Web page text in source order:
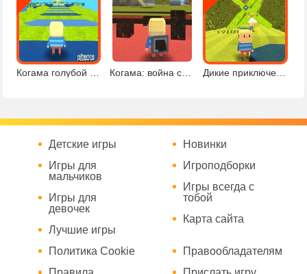
Когама: война стихий Дикие приключения в Когаме
Детские игры
Игры для
мальчиков
Игры для
девочек
Лучшие игры
Новинки
Игроподборки
Игры всегда с
тобой
Карта сайта
Политика Cookie
Правообладателям